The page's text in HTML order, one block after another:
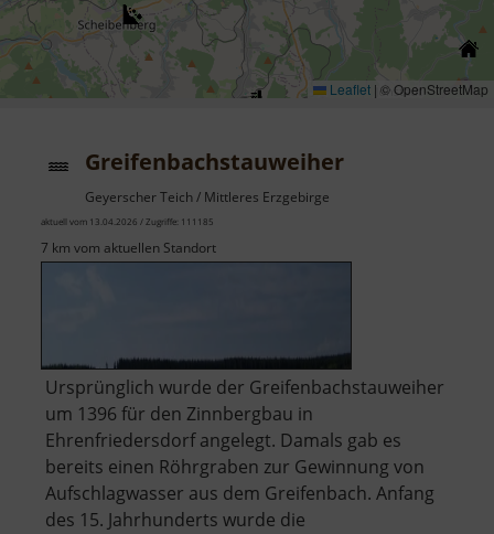
Leaflet | © OpenStreetMap
Greifenbachstauweiher
Geyerscher Teich / Mittleres Erzgebirge
aktuell vom 13.04.2026 / Zugriffe: 111185
7 km vom aktuellen Standort
Ursprünglich wurde der Greifenbachstauweiher
um 1396 für den Zinnbergbau in
Ehrenfriedersdorf angelegt. Damals gab es
bereits einen Röhrgraben zur Gewinnung von
Aufschlagwasser aus dem Greifenbach. Anfang
des 15. Jahrhunderts wurde die